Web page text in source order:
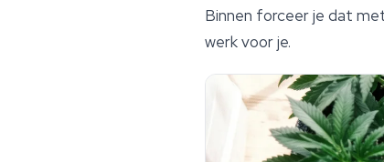
Binnen forceer je dat
werk voor je.